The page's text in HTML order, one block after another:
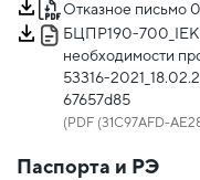
Отказное письмо
БЦПР190-700_IEK
необходимости
53316-
67657d85
(PDF (31C97AFD-
Паспорта и РЭ